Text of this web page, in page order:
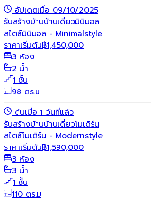
อัปเดตเมื่อ 09/10/2025
รับสร้างบ้านบ้านเดี่ยวมินิมอล
สไตล์มินิมอล - Minimalstyle
ราคาเริ่มต้น฿1,450,000
3 ห้อง
2 น้ำ
1 ชั้น
98 ตร.ม
ดันเมื่อ 1 วันที่แล้ว
รับสร้างบ้านบ้านเดี่ยวโมเดิร์น
สไตล์โมเดิร์น - Modernstyle
ราคาเริ่มต้น฿1,590,000
3 ห้อง
3 น้ำ
1 ชั้น
110 ตร.ม